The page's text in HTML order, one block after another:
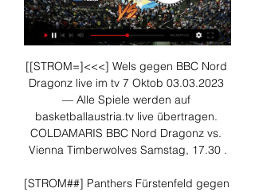
[[STROM=]<<<] Wels gegen BBC Nord
Dragonz live im tv 7 Oktob 03.03.2023
— Alle Spiele werden auf
basketballaustria.tv live übertragen.
COLDAMARIS BBC Nord Dragonz vs.
Vienna Timberwolves Samstag, 17.30 .
[STROM##] Panthers Fürstenfeld gegen